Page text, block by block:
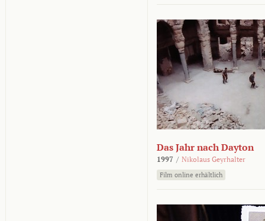
Das Jahr nach Dayton
1997 / Nikolaus Geyrhalter
Film online erhältlich